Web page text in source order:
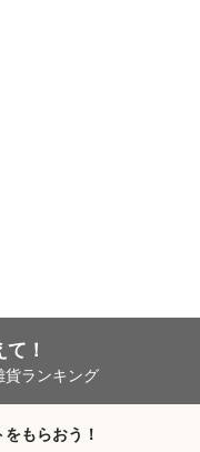
！
ランキング
もらおう！